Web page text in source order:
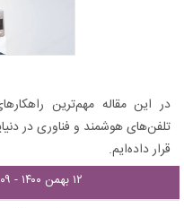
در این مقاله مهم‌ترین
تلفن‌های هوشمند و فناوری در
قرار داده‌ایم.
۱۲ بهمن ۱۴۰۰ - ۱۴:۰۹